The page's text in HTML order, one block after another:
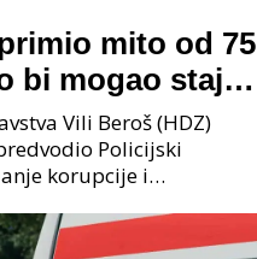
mito od 75
bi mogao stajati
udruženja
Vili Beroš (HDZ)
Policijski
korupcije i